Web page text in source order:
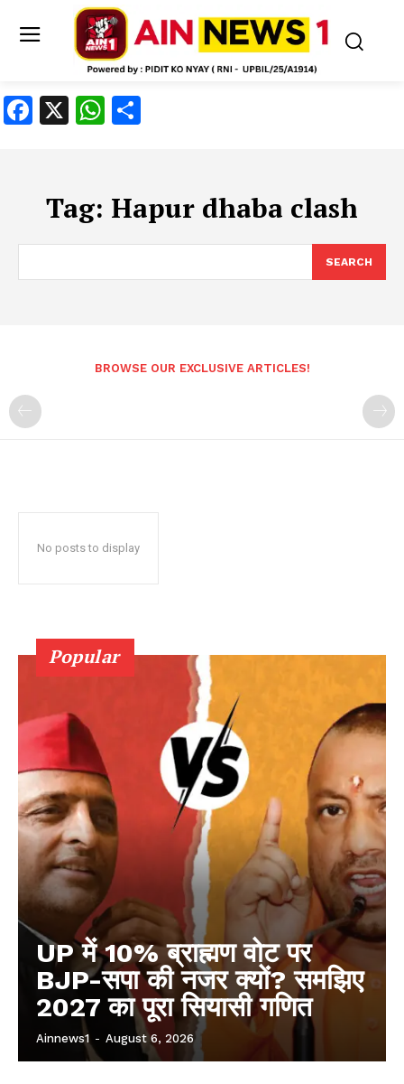
Facebook
X WhatsApp
Tag: Hapur dhaba clash
SEARCH
BROWSE OUR EXCLUSIVE ARTICLES!
No posts to display
Popular
UP में 10% ब्राह्मण वोट पर
BJP-सपा की नजर क्यों? समझिए
2027 का पूरा सियासी गणित
Ainnews1 - August 6, 2026